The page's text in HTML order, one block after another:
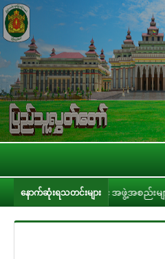
နောက်ဆုံးရသတင်းများ
ာင်စုအဆင့် အဖွဲ့အစည်းများ၊ ဝန်ကြီ